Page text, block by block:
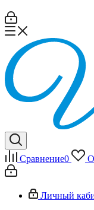
Сравнение0
Личный